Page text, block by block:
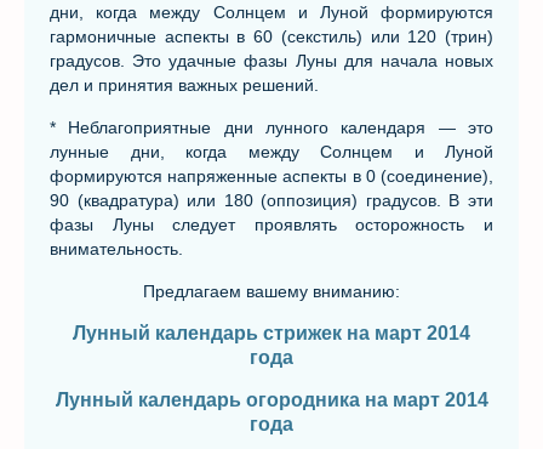
дни, когда между Солнцем и Луной формируются
гармоничные аспекты в 60 (секстиль) или 120 (трин)
градусов. Это удачные фазы Луны для начала новых
дел и принятия важных решений.
* Неблагоприятные дни лунного календаря — это
лунные дни, когда между Солнцем и Луной
формируются напряженные аспекты в 0 (соединение),
90 (квадратура) или 180 (оппозиция) градусов. В эти
фазы Луны следует проявлять осторожность и
внимательность.
Предлагаем вашему вниманию:
Лунный календарь стрижек на март 2014
года
Лунный календарь огородника на март 2014
года